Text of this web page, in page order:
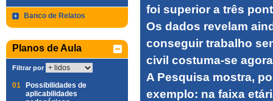
Banco de Relatos
Planos de Aula
Filtrar por
01
Possibilidades de
aplicabilidades
foi superior a três
Os dados revelam
conseguir trabalho
civil costuma-se
A Pesquisa mostra,
exemplo: na faixa